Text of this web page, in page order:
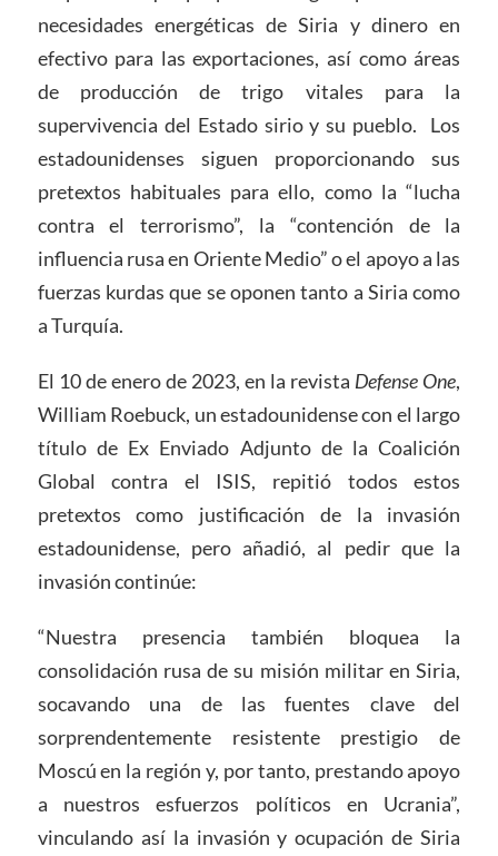
necesidades energéticas de Siria y dinero en
efectivo para las exportaciones, así como áreas
de producción de trigo vitales para la
supervivencia del Estado sirio y su pueblo. Los
estadounidenses siguen proporcionando sus
pretextos habituales para ello, como la “lucha
contra el terrorismo”, la “contención de la
influencia rusa en Oriente Medio” o el apoyo a las
fuerzas kurdas que se oponen tanto a Siria como
a Turquía.
El 10 de enero de 2023, en la revista Defense One,
William Roebuck, un estadounidense con el largo
título de Ex Enviado Adjunto de la Coalición
Global contra el ISIS, repitió todos estos
pretextos como justificación de la invasión
estadounidense, pero añadió, al pedir que la
invasión continúe:
“Nuestra presencia también bloquea la
consolidación rusa de su misión militar en Siria,
socavando una de las fuentes clave del
sorprendentemente resistente prestigio de
Moscú en la región y, por tanto, prestando apoyo
a nuestros esfuerzos políticos en Ucrania”,
vinculando así la invasión y ocupación de Siria